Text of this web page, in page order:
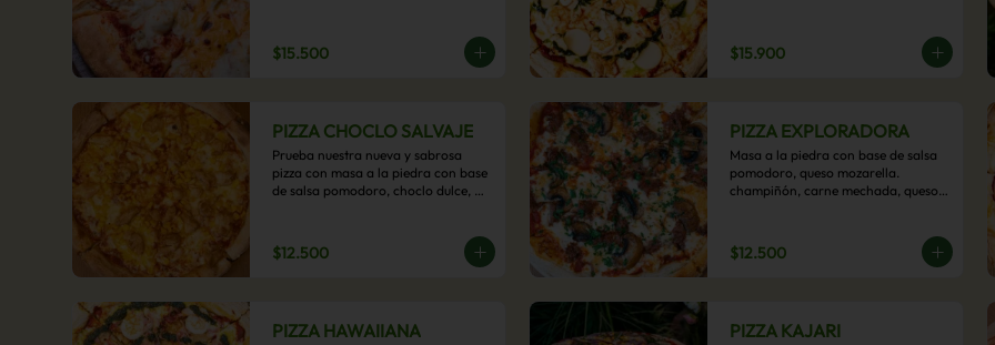
$15.500
casero.
$15.900
PIZZA CHOCLO SALVAJE
Prueba nuestra nueva y sabrosa
pizza con masa a la piedra con base
de salsa pomodoro, choclo dulce,
$12.500
PIZZA EXPLORADORA
Masa a la piedra con base de salsa
pomodoro, queso mozarella.
champiñón, carne mechada, queso
$12.500
PIZZA HAWAIIANA PIZZA KAJARI